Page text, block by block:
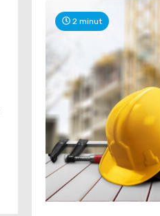
2 minut